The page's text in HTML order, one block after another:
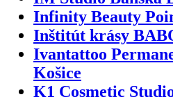
Infinity Beauty
Inštitút krásy
Ivantattoo
Košice
K1 Cosmetic